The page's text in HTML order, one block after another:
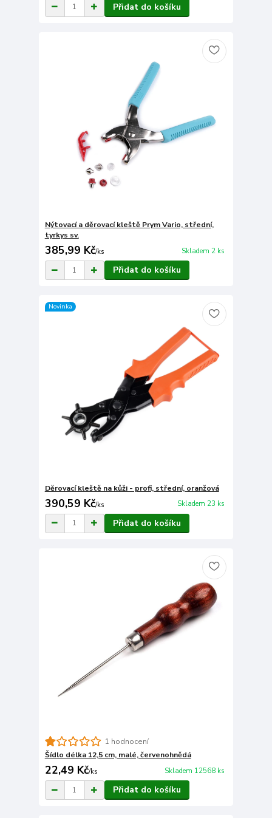
Přidat do košíku
Nýtovací a děrovací kleště Prym Vario, střední,
tyrkys sv.
385,99 Kč/ks Skladem 2 ks
Přidat do košíku
Novinka
Děrovací kleště na kůži - profi, střední, oranžová
390,59 Kč/ks Skladem 23 ks
Přidat do košíku
1 hodnocení
Šídlo délka 12,5 cm, malé, červenohnědá
22,49 Kč/ks Skladem 12568 ks
Přidat do košíku